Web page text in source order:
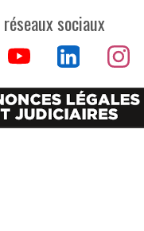
réseaux sociaux